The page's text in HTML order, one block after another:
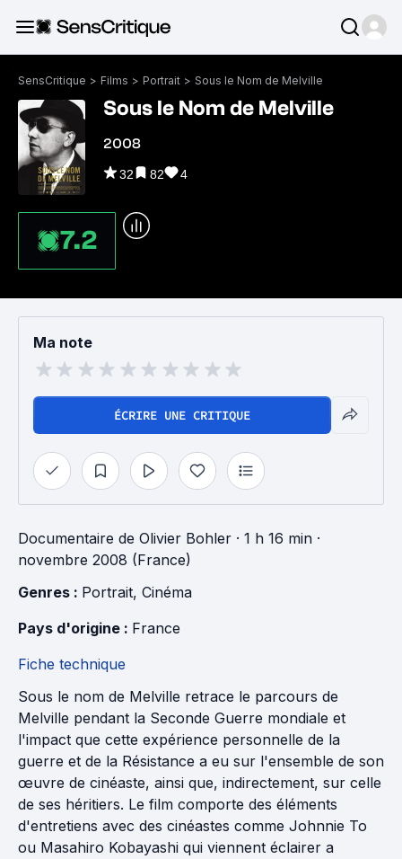
SensCritique > Films > Portrait > Sous le Nom de Melville
Sous le Nom de Melville
2008
32 82 4
7.2
Ma note
ÉCRIRE UNE CRITIQUE
Documentaire de Olivier Bohler · 1 h 16 min ·
novembre 2008 (France)
Genres : Portrait, Cinéma
Pays d'origine : France
Fiche technique
Sous le nom de Melville retrace le parcours de
Melville pendant la Seconde Guerre mondiale et
l'impact que cette expérience personnelle de la
guerre et de la Résistance a eu sur l'ensemble de son
œuvre de cinéaste, ainsi que, indirectement, sur celle
de ses héritiers. Le film comporte des éléments
d'entretiens avec des cinéastes comme Johnnie To
ou Masahiro Kobayashi qui viennent éclairer a